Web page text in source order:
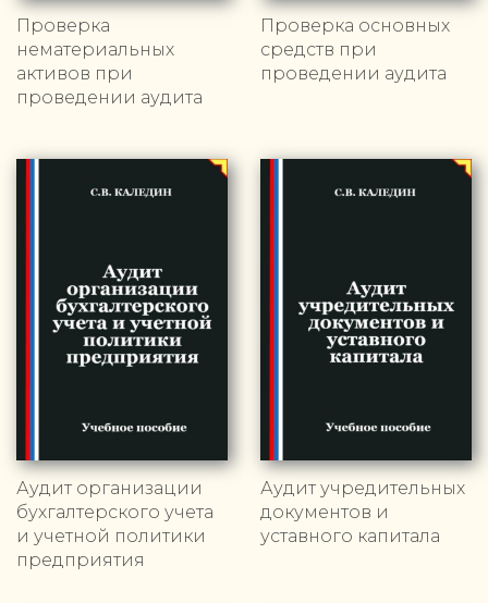
Проверка
нематериальных
активов при
проведении аудита
Проверка основных
средств при
проведении аудита
Аудит организации
бухгалтерского учета
и учетной политики
предприятия
Аудит учредительных
документов и
уставного капитала